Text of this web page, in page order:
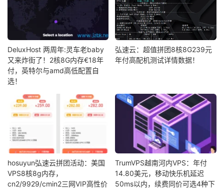
DeluxHost 两周年:灵车老baby
又来炸街了！2核8G内存€18年
付，英特尔与amd高低配置自
选！
弘速云：超值拼团8核8G239元
年付高配机测试详情数据！
hosuyun弘速云拼团活动：美国
VPS8核8g内存，
cn2/9929/cmin2三网VIP高性价
TrumVPS越南河内VPS：年付
14.80美元，移动快乐机延迟
50ms以内，续费同价可选4种下